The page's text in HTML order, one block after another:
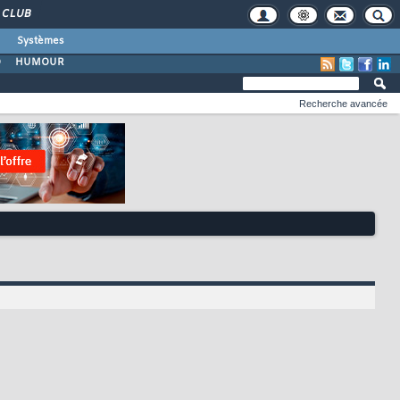
CLUB
Systèmes
HUMOUR
Recherche avancée